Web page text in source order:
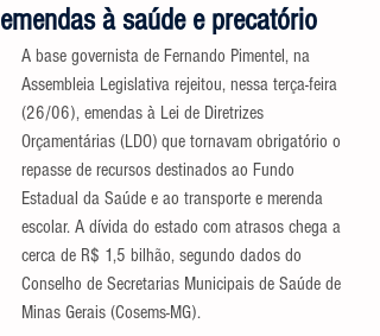
emendas à saúde e precatório
A base governista de Fernando Pimentel, na
Assembleia Legislativa rejeitou, nessa terça-feira
(26/06), emendas à Lei de Diretrizes
Orçamentárias (LDO) que tornavam obrigatório o
repasse de recursos destinados ao Fundo
Estadual da Saúde e ao transporte e merenda
escolar. A dívida do estado com atrasos chega a
cerca de R$ 1,5 bilhão, segundo dados do
Conselho de Secretarias Municipais de Saúde de
Minas Gerais (Cosems-MG).